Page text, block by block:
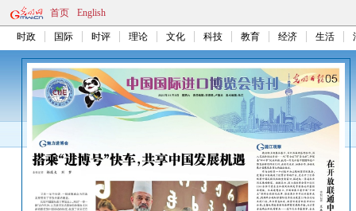
首页 English
时政 国际 时评 理论 文化 科技 教育 经济 生活